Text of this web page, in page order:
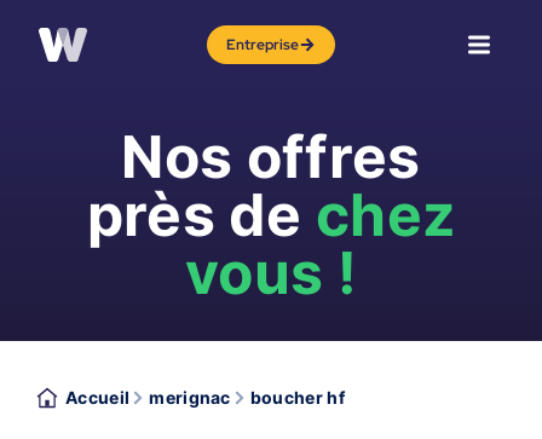
Entreprise
Nos offres
près de chez
vous !
Accueil merignac boucher hf